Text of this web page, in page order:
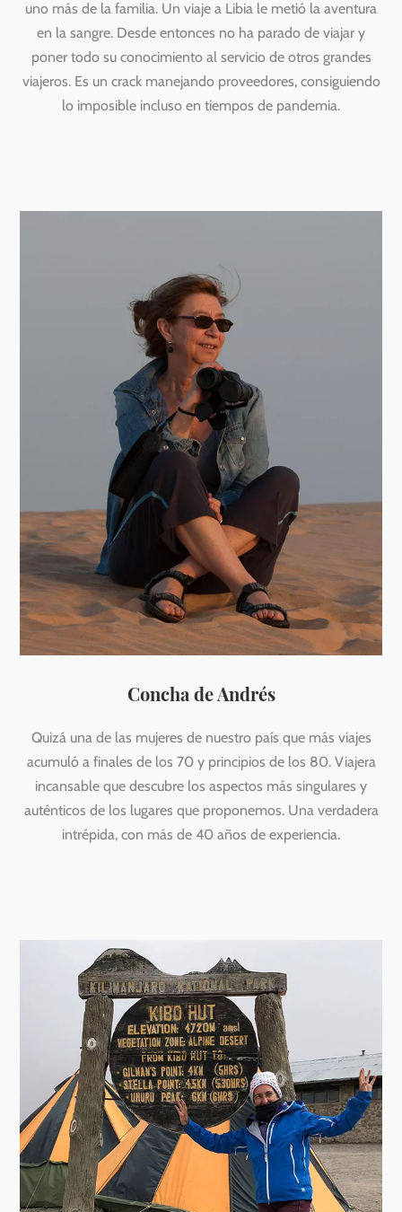
uno más de la familia. Un viaje a Libia le metió la aventura
en la sangre. Desde entonces no ha parado de viajar y
poner todo su conocimiento al servicio de otros grandes
viajeros. Es un crack manejando proveedores, consiguiendo
lo imposible incluso en tiempos de pandemia.
Concha de Andrés
Quizá una de las mujeres de nuestro país que más viajes
acumuló a finales de los 70 y principios de los 80. Viajera
incansable que descubre los aspectos más singulares y
auténticos de los lugares que proponemos. Una verdadera
intrépida, con más de 40 años de experiencia.